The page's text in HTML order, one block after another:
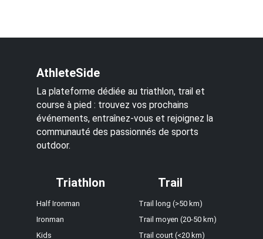
AthleteSide
La plateforme dédiée au triathlon, trail et
course à pied : trouvez vos prochains
événements, entraînez-vous et rejoignez la
communauté des passionnés de sports
outdoor.
Triathlon
Half Ironman
Ironman
Kids
Trail
Trail long (>50 km)
Trail moyen (20-50 km)
Trail court (<20 km)